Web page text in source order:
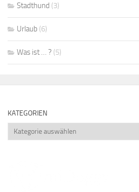
Stadthund (3)
Urlaub (6)
Was ist … ? (5)
KATEGORIEN
Kategorien